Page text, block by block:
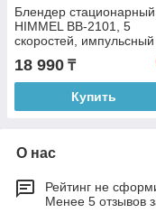
Блендер стационарный
HIMMEL BB-2101, 5
скоростей, импульсный
режим, 600 Вт, черный
18 990 ₸
Купить
О нас
Рейтинг не
Менее 5 отзывов